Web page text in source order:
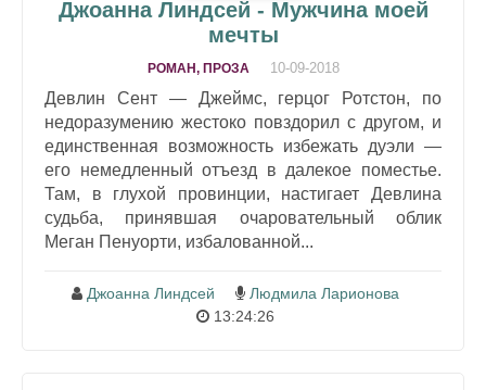
Джоанна Линдсей - Мужчина моей
мечты
РОМАН, ПРОЗА 10-09-2018
Девлин Сент — Джеймс, герцог Ротстон, по
недоразумению жестоко повздорил с другом, и
единственная возможность избежать дуэли —
его немедленный отъезд в далекое поместье.
Там, в глухой провинции, настигает Девлина
судьба, принявшая очаровательный облик
Меган Пенуорти, избалованной...
Джоанна Линдсей
Людмила Ларионова
13:24:26